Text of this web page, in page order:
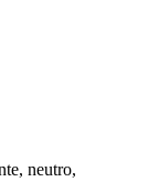
neutro,